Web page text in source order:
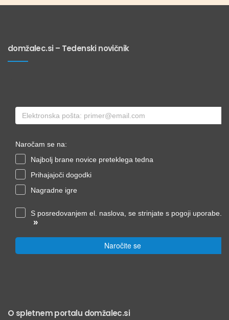
domžalec.si – Tedenski novičnik
Naročam se na:
Najbolj brane novice preteklega tedna
Prihajajoči dogodki
Nagradne igre
S posredovanjem el. naslova, se strinjate s pogoji uporabe.
»
Naročite se
O spletnem portalu domžalec.si